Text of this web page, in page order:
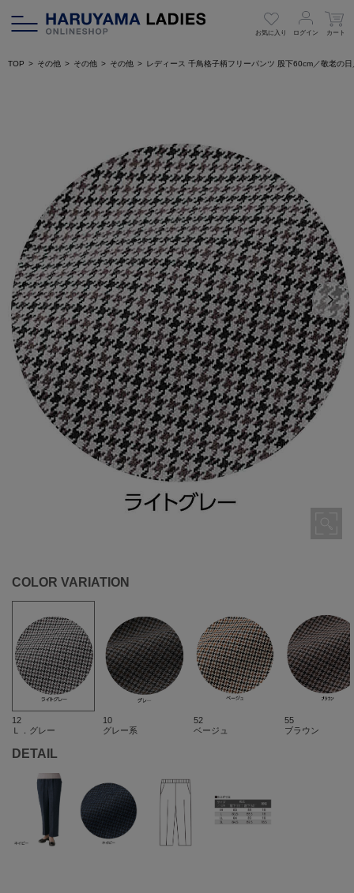
お気に入り ログイン カート
TOP その他 その他 その他 レディース 千鳥格子柄フリーパンツ 股下60cm／敬老の
COLOR VARIATION
12
Ｌ．グレー
10
グレー系
52
ベージュ
55
ブラウン
DETAIL